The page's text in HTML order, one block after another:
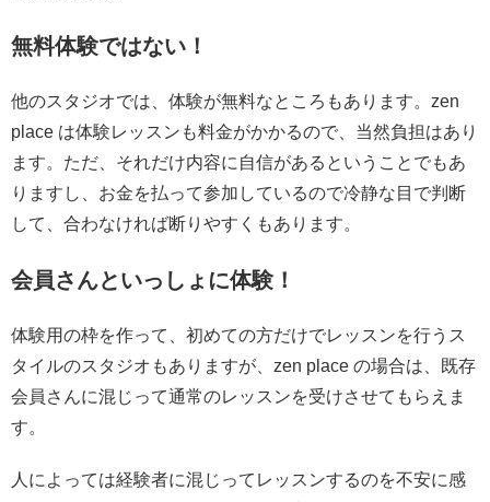
無料体験ではない！
他のスタジオでは、体験が無料なところもあります。zen
place は体験レッスンも料金がかかるので、当然負担はあり
ます。ただ、それだけ内容に自信があるということでもあ
りますし、お金を払って参加しているので冷静な目で判断
して、合わなければ断りやすくもあります。
会員さんといっしょに体験！
体験用の枠を作って、初めての方だけでレッスンを行うス
タイルのスタジオもありますが、zen place の場合は、既存
会員さんに混じって通常のレッスンを受けさせてもらえま
す。
人によっては経験者に混じってレッスンするのを不安に感